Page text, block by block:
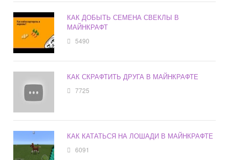
КАК ДОБЫТЬ СЕМЕНА СВЕКЛЫ В
МАЙНКРАФТ
5490
КАК СКРАФТИТЬ ДРУГА В МАЙНКРАФТЕ
7725
КАК КАТАТЬСЯ НА ЛОШАДИ В МАЙНКРАФТЕ
6091